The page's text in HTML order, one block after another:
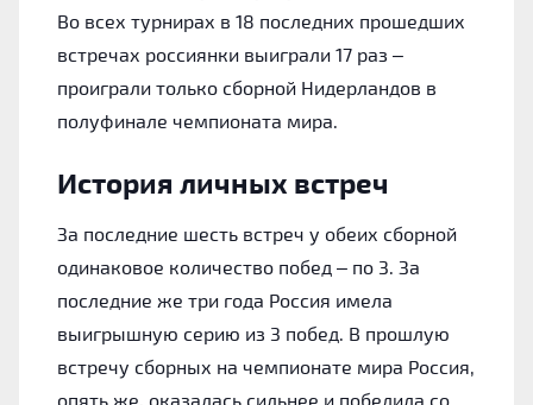
Во всех турнирах в 18 последних прошедших
встречах россиянки выиграли 17 раз –
проиграли только сборной Нидерландов в
полуфинале чемпионата мира.
История личных встреч
За последние шесть встреч у обеих сборной
одинаковое количество побед – по 3. За
последние же три года Россия имела
выигрышную серию из 3 побед. В прошлую
встречу сборных на чемпионате мира Россия,
опять же, оказалась сильнее и победила со